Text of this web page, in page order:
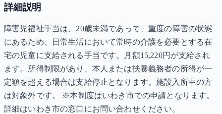
詳細説明
障害児福祉手当は、20歳未満であって、重度の障害の状態
にあるため、日常生活において常時の介護を必要とする在
宅の児童に支給される手当です。月額15,220円が支給され
ます。所得制限があり、本人または扶養義務者の所得が一
定額を超える場合は支給停止となります。施設入所中の方
は対象外です。 ※本制度はいわき市での申請となります。
詳細はいわき市の窓口にお問い合わせください。